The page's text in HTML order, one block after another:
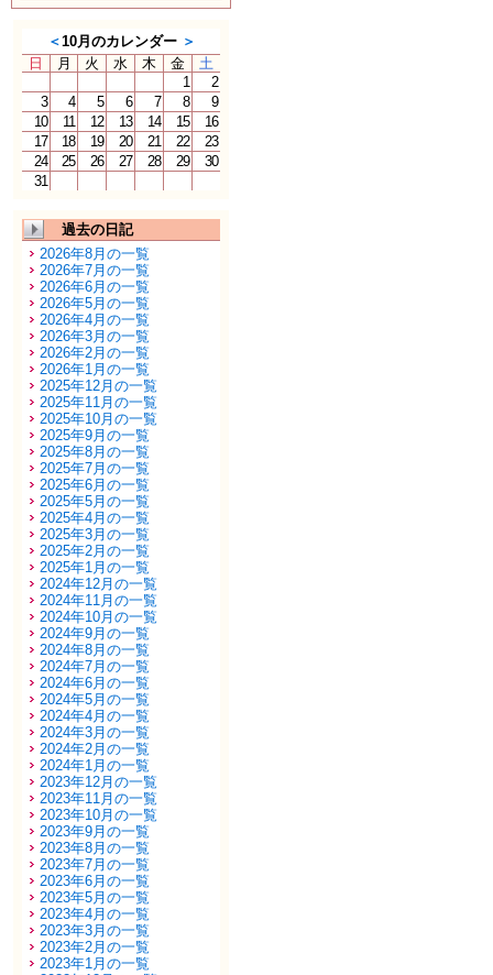
＜10月のカレンダー ＞
日
月 火 水 木 金
土
1
2
3
4 5 6 7 8
9
10
11 12 13 14 15
16
17
18 19 20 21 22
23
24
25 26 27 28 29
30
31
過去の日記
2026年8月の一覧
2026年7月の一覧
2026年6月の一覧
2026年5月の一覧
2026年4月の一覧
2026年3月の一覧
2026年2月の一覧
2026年1月の一覧
2025年12月の一覧
2025年11月の一覧
2025年10月の一覧
2025年9月の一覧
2025年8月の一覧
2025年7月の一覧
2025年6月の一覧
2025年5月の一覧
2025年4月の一覧
2025年3月の一覧
2025年2月の一覧
2025年1月の一覧
2024年12月の一覧
2024年11月の一覧
2024年10月の一覧
2024年9月の一覧
2024年8月の一覧
2024年7月の一覧
2024年6月の一覧
2024年5月の一覧
2024年4月の一覧
2024年3月の一覧
2024年2月の一覧
2024年1月の一覧
2023年12月の一覧
2023年11月の一覧
2023年10月の一覧
2023年9月の一覧
2023年8月の一覧
2023年7月の一覧
2023年6月の一覧
2023年5月の一覧
2023年4月の一覧
2023年3月の一覧
2023年2月の一覧
2023年1月の一覧